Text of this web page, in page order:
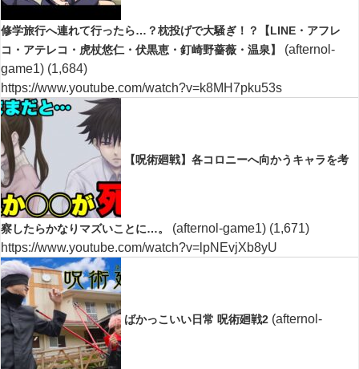
修学旅行へ連れて行ったら…？枕投げで大騒ぎ！？【LINE・アフレ
コ・アテレコ・虎杖悠仁・伏黒恵・釘崎野薔薇・温泉】
(afternol-
game1) (1,684)
https://www.youtube.com/watch?v=k8MH7pku53s
【呪術廻戦】各コロニーへ向かうキャラを考
察したらかなりマズいことに…。 (afternol-game1) (1,671)
https://www.youtube.com/watch?v=lpNEvjXb8yU
ばかっこいい日常 呪術廻戦2 (afternol-